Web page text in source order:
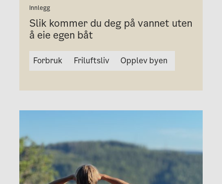
Innlegg
Slik kommer du deg på vannet uten
å eie egen båt
Forbruk Friluftsliv Opplev byen